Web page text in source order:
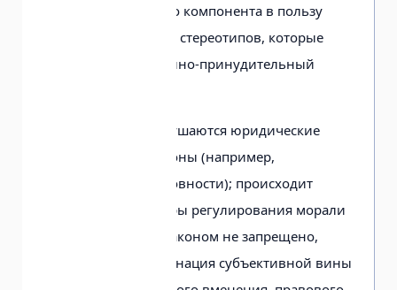
правового научного компонента в пользу
массовых правовых стереотипов, которые
приобретают медийно-принудительный
На этой почве разрушаются юридические
догматические каноны (например,
презумпции невиновности); происходит
вытеснение из сферы регулирования морали
и этики («все, что законом не запрещено,
дозволено»), элиминация субъективной вины